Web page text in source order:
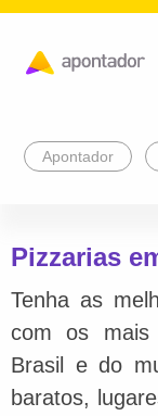
Apontador
Pizzarias
Tenha as
com os mais
Brasil e do
baratos,